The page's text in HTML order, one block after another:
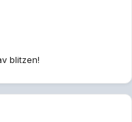
blitzen!